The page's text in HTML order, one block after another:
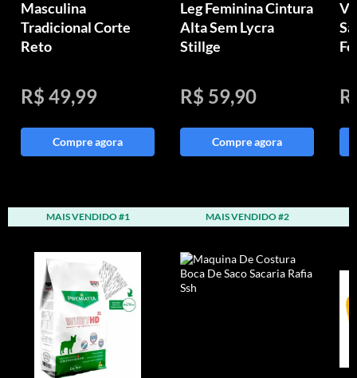
Masculina
Tradicional Corte
Reto
R$ 49,99
Compre agora
Leg Feminina Cintura
Alta Sem Lycra
Stillge
R$ 59,90
Compre agora
MAIS VENDIDO #1 MAIS VENDIDO #2